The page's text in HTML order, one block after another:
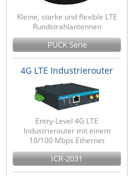
Kleine, starke und flexible LTE
Rundstrahlantennen
PUCK Serie
4G LTE Industrierouter
Entry-Level 4G LTE
Industrierouter mit einem
10/100 Mbps Ethernet
ICR-2031